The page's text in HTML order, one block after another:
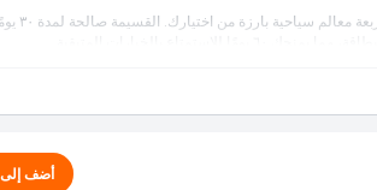
تتيح بطاقة نيويورك ٤ تشويس من جو سيتي باس لك زيارة أي أربعة
بالخيارات المتبقية.
أضف إلى